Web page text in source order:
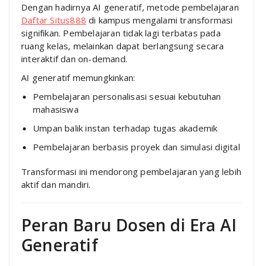
Dengan hadirnya AI generatif, metode pembelajaran
Daftar Situs888 di kampus mengalami transformasi
signifikan. Pembelajaran tidak lagi terbatas pada
ruang kelas, melainkan dapat berlangsung secara
interaktif dan on-demand.
AI generatif memungkinkan:
Pembelajaran personalisasi sesuai kebutuhan
mahasiswa
Umpan balik instan terhadap tugas akademik
Pembelajaran berbasis proyek dan simulasi digital
Transformasi ini mendorong pembelajaran yang lebih
aktif dan mandiri.
Peran Baru Dosen di Era AI
Generatif